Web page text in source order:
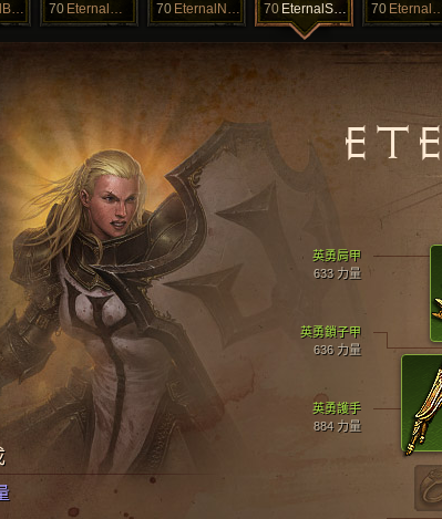
EternalBarb 70 EternalMonk 70 EternalNecro 70 EternalSader 70
英勇鎖子甲
636 力量
英勇護手
884 力量
英勇肩甲
633 力量